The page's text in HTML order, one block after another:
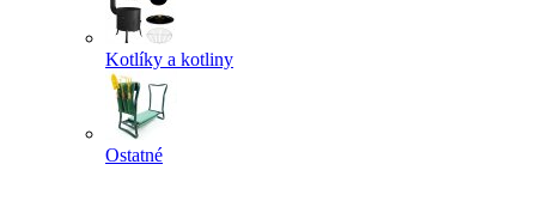
Kotlíky a kotliny
Ostatné